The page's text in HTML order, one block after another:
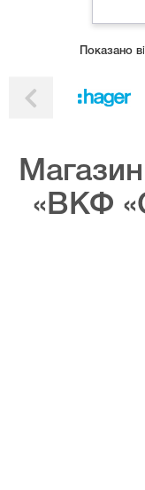
Показано
«ВКФ